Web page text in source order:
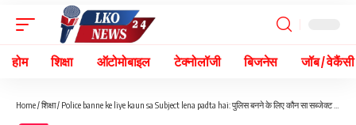
होम शिक्षा ऑटोमोबाइल टेक्नोलॉजी बिजनेस जॉब / वेकैंसी
Home/शिक्षा/ Police banne ke liye kaun sa Subject lena padta hai: पुलिस बनने के लिए कौन सा सब्जेक्ट लेना पड़ता है?